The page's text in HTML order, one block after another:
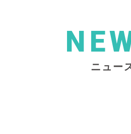
ニュー